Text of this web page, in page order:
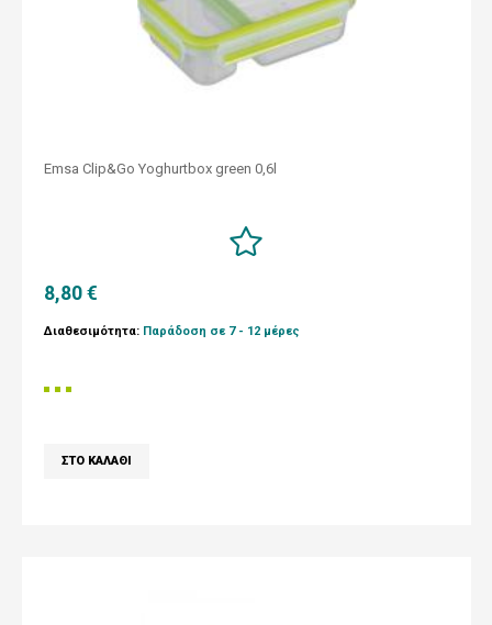
Emsa Clip&Go Yoghurtbox green 0,6l
8,80 €
Διαθεσιμότητα: Παράδοση σε 7 - 12 μέρες